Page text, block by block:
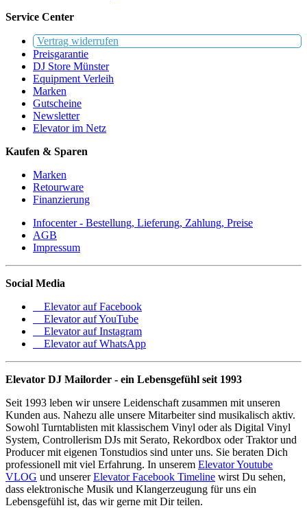
Service Center
Vertrag widerrufen
Preisgarantie
DJ Store Münster
Equipment Verleih
Marken
Gutscheine
Newsletter
Elevator im Netz
Kaufen & Sparen
Marken
Retourware
Finanzierung
Infocenter - Bestellung, Lieferung, Zahlung, Preise
AGB
Impressum
Social Media
Elevator auf Facebook
Elevator auf YouTube
Elevator auf Instagram
Elevator auf WhatsApp
Elevator DJ Mailorder - ein Lebensgefühl seit 1993
Seit 1993 leben wir unsere Leidenschaft zusammen mit unseren
Kunden aus. Nahezu alle unsere Mitarbeiter sind musikalisch aktiv.
Sowohl Turntablisten mit klassischem Vinyl oder als Digital Vinyl
System, Controllerism DJs mit Serato, Rekordbox oder Traktor und
Producer mit eigenen Tonstudios sind unter uns. Sie beraten Dich
professionell mit viel Erfahrung. In unserem Elevator Youtube
VLOG und unsererElevator Facebook Timeline wirst Du sehen,
dass elektronische Musik und Klangerzeugung für uns ein
Lebensgefühl ist, das wir gerne mit Dir teilen.